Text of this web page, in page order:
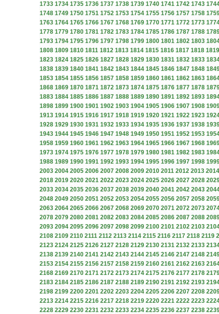
1733 1734 1735 1736 1737 1738 1739 1740 1741 1742 1743
1748 1749 1750 1751 1752 1753 1754 1755 1756 1757 1758
1763 1764 1765 1766 1767 1768 1769 1770 1771 1772 1773
1778 1779 1780 1781 1782 1783 1784 1785 1786 1787 1788
1793 1794 1795 1796 1797 1798 1799 1800 1801 1802 1803
1808 1809 1810 1811 1812 1813 1814 1815 1816 1817 1818 1819
1823 1824 1825 1826 1827 1828 1829 1830 1831 1832 1833
1838 1839 1840 1841 1842 1843 1844 1845 1846 1847 1848
1853 1854 1855 1856 1857 1858 1859 1860 1861 1862 1863
1868 1869 1870 1871 1872 1873 1874 1875 1876 1877 1878
1883 1884 1885 1886 1887 1888 1889 1890 1891 1892 1893
1898 1899 1900 1901 1902 1903 1904 1905 1906 1907 1908
1913 1914 1915 1916 1917 1918 1919 1920 1921 1922 1923
1928 1929 1930 1931 1932 1933 1934 1935 1936 1937 1938
1943 1944 1945 1946 1947 1948 1949 1950 1951 1952 1953
1958 1959 1960 1961 1962 1963 1964 1965 1966 1967 1968
1973 1974 1975 1976 1977 1978 1979 1980 1981 1982 1983
1988 1989 1990 1991 1992 1993 1994 1995 1996 1997 1998
2003 2004 2005 2006 2007 2008 2009 2010 2011 2012 2013 2014
2018 2019 2020 2021 2022 2023 2024 2025 2026 2027 2028
2033 2034 2035 2036 2037 2038 2039 2040 2041 2042 2043
2048 2049 2050 2051 2052 2053 2054 2055 2056 2057 2058
2063 2064 2065 2066 2067 2068 2069 2070 2071 2072 2073
2078 2079 2080 2081 2082 2083 2084 2085 2086 2087 2088
2093 2094 2095 2096 2097 2098 2099 2100 2101 2102 2103
2108 2109 2110 2111 2112 2113 2114 2115 2116 2117 2118 2119
2123 2124 2125 2126 2127 2128 2129 2130 2131 2132 2133
2138 2139 2140 2141 2142 2143 2144 2145 2146 2147 2148
2153 2154 2155 2156 2157 2158 2159 2160 2161 2162 2163
2168 2169 2170 2171 2172 2173 2174 2175 2176 2177 2178
2183 2184 2185 2186 2187 2188 2189 2190 2191 2192 2193
2198 2199 2200 2201 2202 2203 2204 2205 2206 2207 2208
2213 2214 2215 2216 2217 2218 2219 2220 2221 2222 2223
2228 2229 2230 2231 2232 2233 2234 2235 2236 2237 2238